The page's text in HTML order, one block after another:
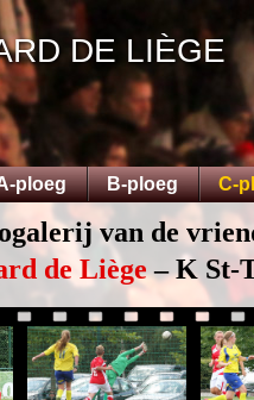
DE LIÈGE
ploeg B-ploeg C-
van de
de Liège– K St-